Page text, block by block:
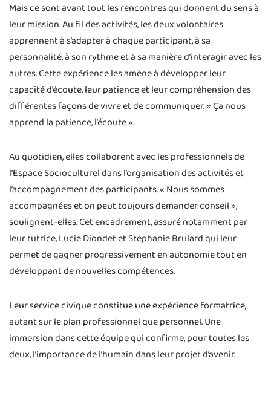
Mais ce sont avant tout les rencontres qui donnent du sens à
leur mission. Au fil des activités, les deux volontaires
apprennent à s’adapter à chaque participant, à sa
personnalité, à son rythme et à sa manière d’interagir avec les
autres. Cette expérience les amène à développer leur
capacité d’écoute, leur patience et leur compréhension des
différentes façons de vivre et de communiquer. « Ça nous
apprend la patience, l’écoute ».
Au quotidien, elles collaborent avec les professionnels de
l’Espace Socioculturel dans l’organisation des activités et
l’accompagnement des participants. « Nous sommes
accompagnées et on peut toujours demander conseil »,
soulignent-elles. Cet encadrement, assuré notamment par
leur tutrice, Lucie Diondet et Stephanie Brulard qui leur
permet de gagner progressivement en autonomie tout en
développant de nouvelles compétences.
Leur service civique constitue une expérience formatrice,
autant sur le plan professionnel que personnel. Une
immersion dans cette équipe qui confirme, pour toutes les
deux, l’importance de l’humain dans leur projet d’avenir.